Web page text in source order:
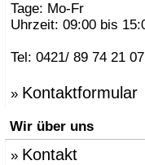
Tage: Mo-Fr
Uhrzeit: 09:00 bis
Tel: 0421/ 89 74 21 07
» Kontaktformular
Wir über uns
» Kontakt